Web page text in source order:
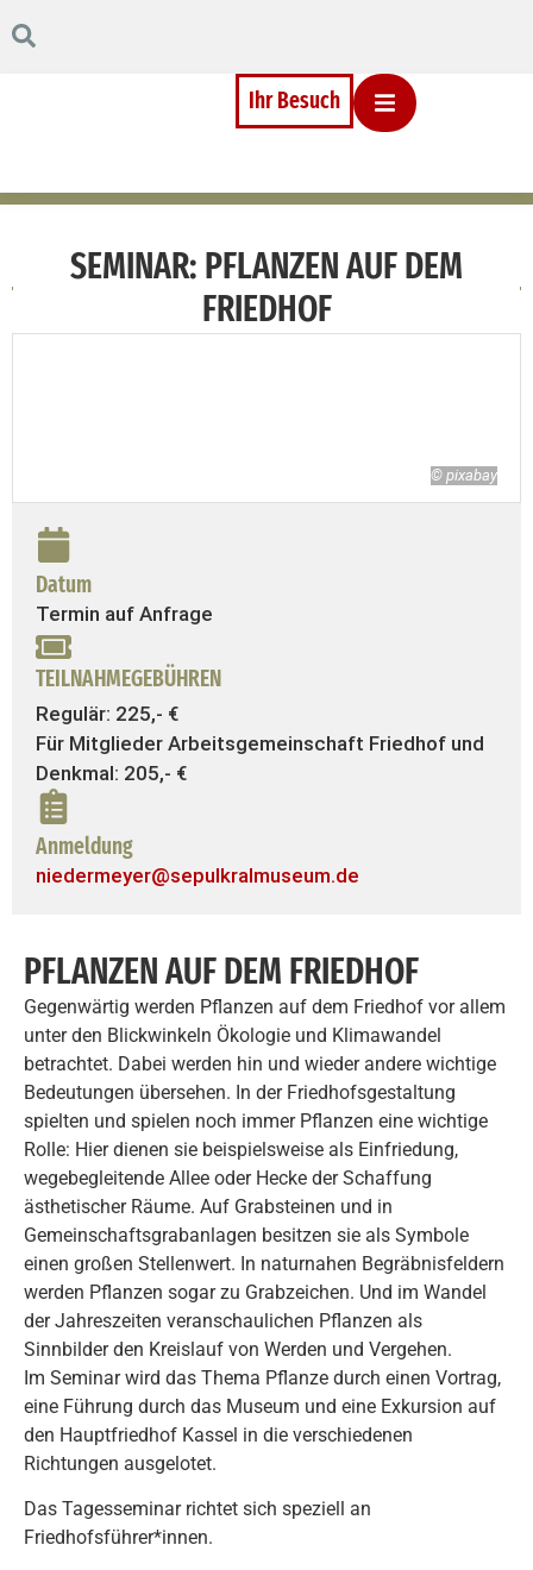
Inhalt
zum
Ihr Besuch
SEMINAR: PFLANZEN AUF DEM
FRIEDHOF
© pixabay
Datum
Termin auf Anfrage
TEILNAHMEGEBÜHREN
Regulär: 225,- €
Für Mitglieder Arbeitsgemeinschaft Friedhof und
Denkmal: 205,- €
Anmeldung
niedermeyer@sepulkralmuseum.de
PFLANZEN AUF DEM FRIEDHOF
Gegenwärtig werden Pflanzen auf dem Friedhof vor allem
unter den Blickwinkeln Ökologie und Klimawandel
betrachtet. Dabei werden hin und wieder andere wichtige
Bedeutungen übersehen. In der Friedhofsgestaltung
spielten und spielen noch immer Pflanzen eine wichtige
Rolle: Hier dienen sie beispielsweise als Einfriedung,
wegebegleitende Allee oder Hecke der Schaffung
ästhetischer Räume. Auf Grabsteinen und in
Gemeinschaftsgrabanlagen besitzen sie als Symbole
einen großen Stellenwert. In naturnahen Begräbnisfeldern
werden Pflanzen sogar zu Grabzeichen. Und im Wandel
der Jahreszeiten veranschaulichen Pflanzen als
Sinnbilder den Kreislauf von Werden und Vergehen.
Im Seminar wird das Thema Pflanze durch einen Vortrag,
eine Führung durch das Museum und eine Exkursion auf
den Hauptfriedhof Kassel in die verschiedenen
Richtungen ausgelotet.
Das Tagesseminar richtet sich speziell an
Friedhofsführer*innen.